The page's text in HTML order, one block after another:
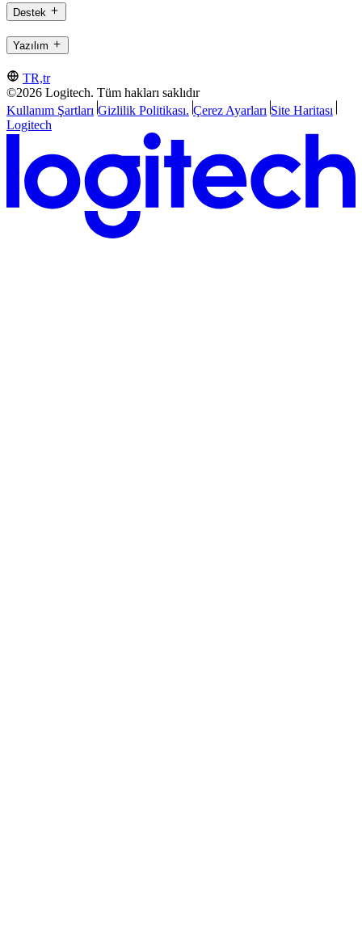
Destek
Yazılım
TR,tr
©2026 Logitech. Tüm hakları saklıdır
Kullanım Şartları Gizlilik Politikası. Çerez Ayarları Site Haritası
Logitech